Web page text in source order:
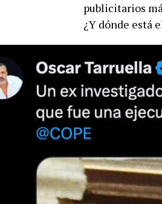
publicitarios
¿Y dónde está